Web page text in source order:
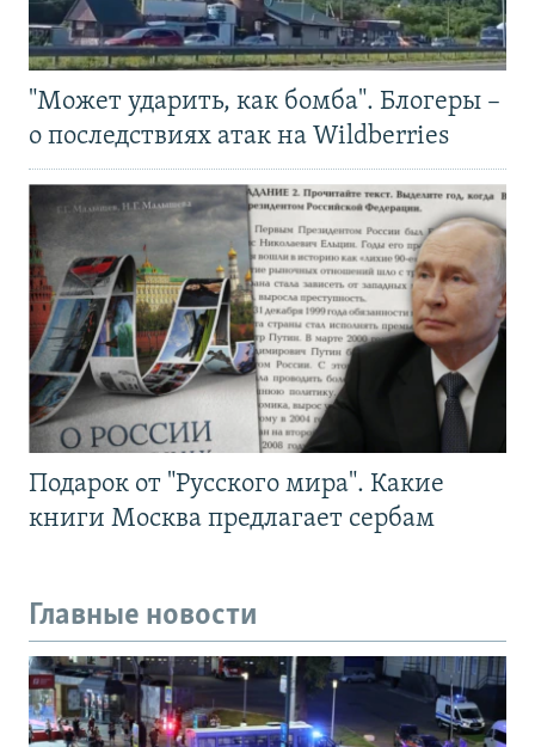
"Может ударить, как бомба". Блогеры –
о последствиях атак на Wildberries
Подарок от "Русского мира". Какие
книги Москва предлагает сербам
Главные новости